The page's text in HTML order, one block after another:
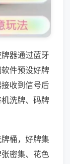
器通过蓝牙
件预设好牌
收到信号后
洗牌、码牌
桶，好牌集
密集、花色